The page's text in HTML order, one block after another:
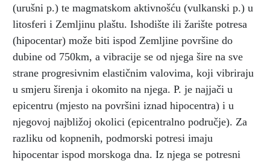
(urušni p.) te magmatskom aktivnošću (vulkanski p.) u
litosferi i Zemljinu plaštu. Ishodište ili žarište potresa
(hipocentar) može biti ispod Zemljine površine do
dubine od 750km, a vibracije se od njega šire na sve
strane progresivnim elastičnim valovima, koji vibriraju
u smjeru širenja i okomito na njega. P. je najjači u
epicentru (mjesto na površini iznad hipocentra) i u
njegovoj najbližoj okolici (epicentralno područje). Za
razliku od kopnenih, podmorski potresi imaju
hipocentar ispod morskoga dna. Iz njega se potresni